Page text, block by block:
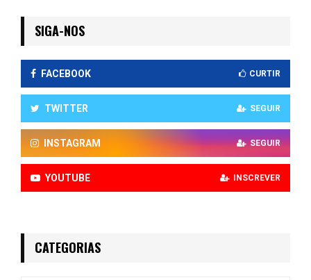
SIGA-NOS
FACEBOOK CURTIR
TWITTER SEGUIR
INSTAGRAM SEGUIR
YOUTUBE INSCREVER
CATEGORIAS